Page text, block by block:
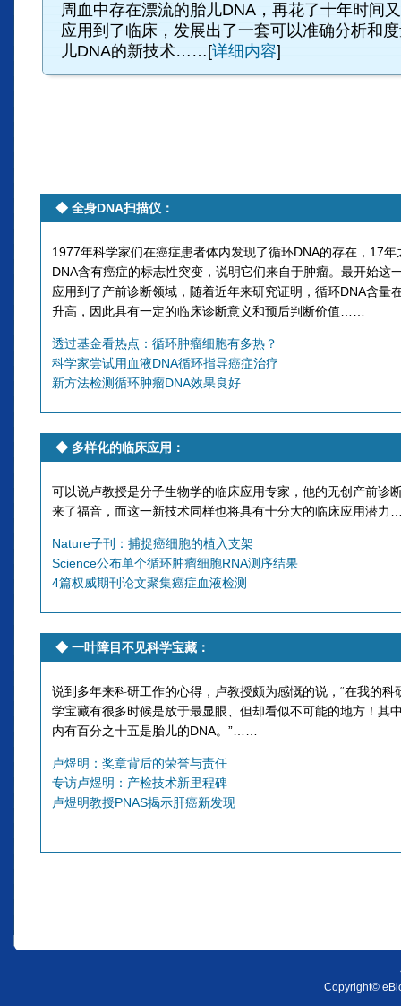
周血中存在漂流的胎儿DNA，再花了十年时间
应用到了临床，发展出了一套可以准确分析和
儿DNA的新技术……[详细内容]
◆ 全身DNA扫描仪 ：
1977年科学家们在癌症患者体内发现了循环DNA的存在，17
DNA含有癌症的标志性突变，说明它们来自于肿瘤。最开始这
应用到了产前诊断领域，随着近年来研究证明，循环DNA含量
升高，因此具有一定的临床诊断意义和预后判断价值……
透过基金看热点：循环肿瘤细胞有多热？
科学家尝试用血液DNA循环指导癌症治疗
新方法检测循环肿瘤DNA效果良好
◆ 多样化的临床应用 ：
可以说卢教授是分子生物学的临床应用专家，他的无创产前诊
来了福音，而这一新技术同样也将具有十分大的临床应用潜
Nature子刊：捕捉癌细胞的植入支架
Science公布单个循环肿瘤细胞RNA测序结果
4篇权威期刊论文聚集癌症血液检测
◆ 一叶障目不见科学宝藏 ：
说到多年来科研工作的心得，卢教授颇为感慨的说，“在我的科
学宝藏有很多时候是放于最显眼、但却看似不可能的地方！其
内有百分之十五是胎儿的DNA。”……
卢煜明：奖章背后的荣誉与责任
专访卢煜明：产检技术新里程碑
卢煜明教授PNAS揭示肝癌新发现
Copyright©